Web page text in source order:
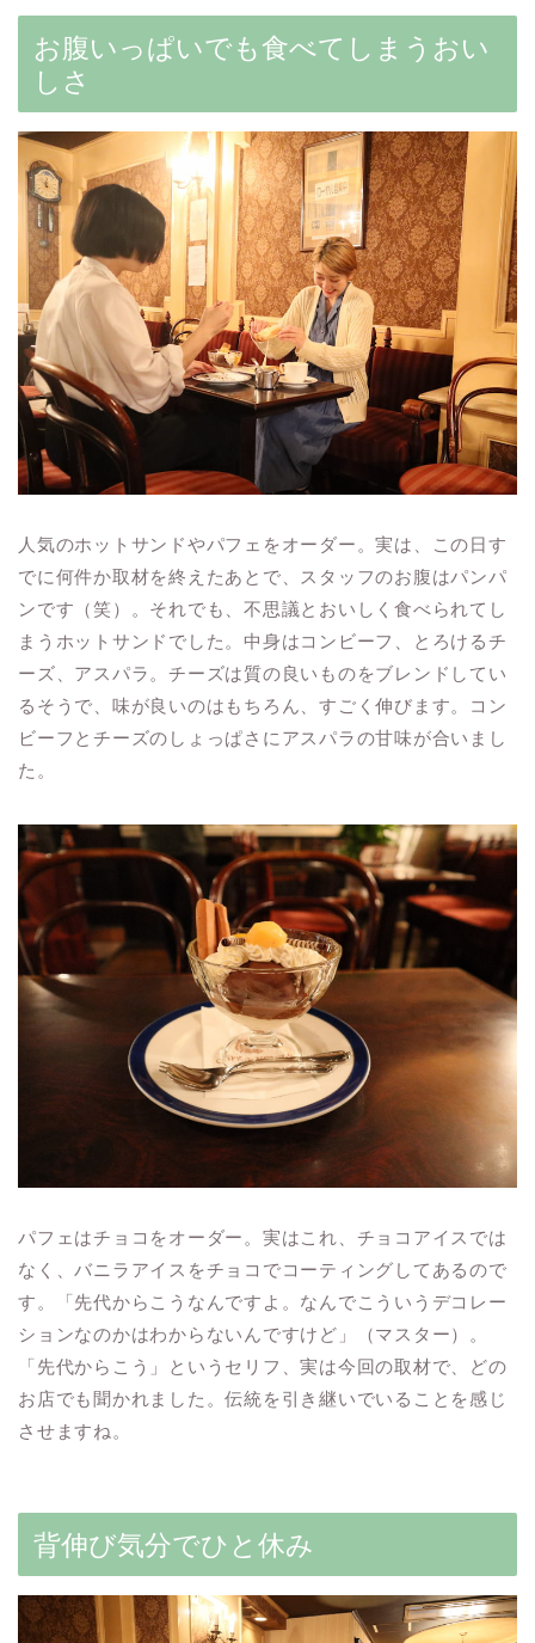
お腹いっぱいでも食べてしまうおい
しさ
人気のホットサンドやパフェをオーダー。実は、この日す
でに何件か取材を終えたあとで、スタッフのお腹はパンパ
ンです（笑）。それでも、不思議とおいしく食べられてし
まうホットサンドでした。中身はコンビーフ、とろけるチ
ーズ、アスパラ。チーズは質の良いものをブレンドしてい
るそうで、味が良いのはもちろん、すごく伸びます。コン
ビーフとチーズのしょっぱさにアスパラの甘味が合いまし
た。
パフェはチョコをオーダー。実はこれ、チョコアイスでは
なく、バニラアイスをチョコでコーティングしてあるので
す。「先代からこうなんですよ。なんでこういうデコレー
ションなのかはわからないんですけど」（マスター）。
「先代からこう」というセリフ、実は今回の取材で、どの
お店でも聞かれました。伝統を引き継いでいることを感じ
させますね。
背伸び気分でひと休み